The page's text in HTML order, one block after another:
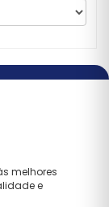
melhores
e